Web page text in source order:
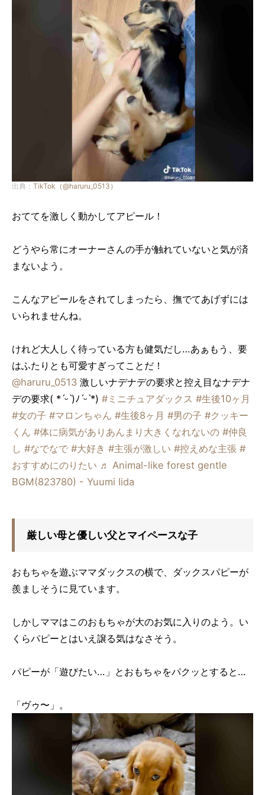
出典： TikTok（@haruru_0513）
おててを激しく動かしてアピール！
どうやら常にオーナーさんの手が触れていないと気が済
まないよう。
こんなアピールをされてしまったら、撫でてあげずには
いられませんね。
けれど大人しく待っている方も健気だし…あぁもう、要
はふたりとも可愛すぎってことだ！
@haruru_0513 激しいナデナデの要求と控え目なナデナ
デの要求( *ˊᵕˋ)ﾉˊᵕˋ*) #ミニチュアダックス #生後10ヶ月
#女の子 #マロンちゃん #生後8ヶ月 #男の子 #クッキー
くん #体に病気がありあんまり大きくなれないの #仲良
し #なでなで #大好き #主張が激しい #控えめな主張 #
おすすめにのりたい ♬ Animal-like forest gentle
BGM(823780) - Yuumi Iida
厳しい母と優しい父とマイペースな子
おもちゃを遊ぶママダックスの横で、ダックスパピーが
羨ましそうに見ています。
しかしママはこのおもちゃが大のお気に入りのよう。い
くらパピーとはいえ譲る気はなさそう。
パピーが「遊びたい…」とおもちゃをパクッとすると…
「ヴゥ〜」。